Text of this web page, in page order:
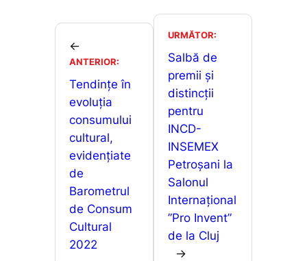
o
o
k
s
A
p
p
s
e
n
ta
a
z
ă
←
ANTERIOR:
Tendințe în
evoluția
consumului
cultural,
evidențiate
de
Barometrul
de Consum
Cultural
2022
URMĂTOR:
Salbă de
premii și
distincții
pentru
INCD-
INSEMEX
Petroșani la
Salonul
Internațional
”Pro Invent”
de la Cluj
→